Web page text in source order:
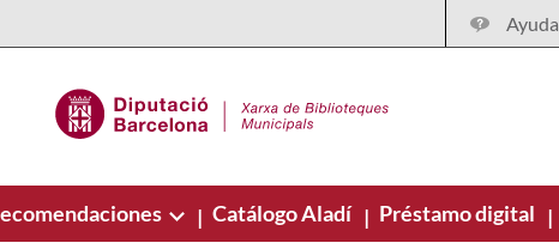
Ayuda
| Catálogo Aladí | Préstamo digital |